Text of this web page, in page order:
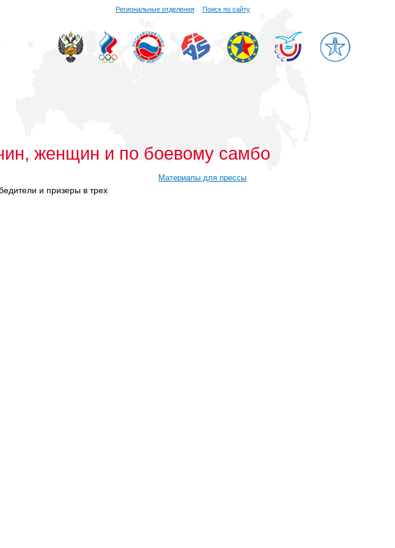
Региональные отделения Поиск по сайту
женщин и по боевому самбо
и призеры в трех
Материалы для прессы